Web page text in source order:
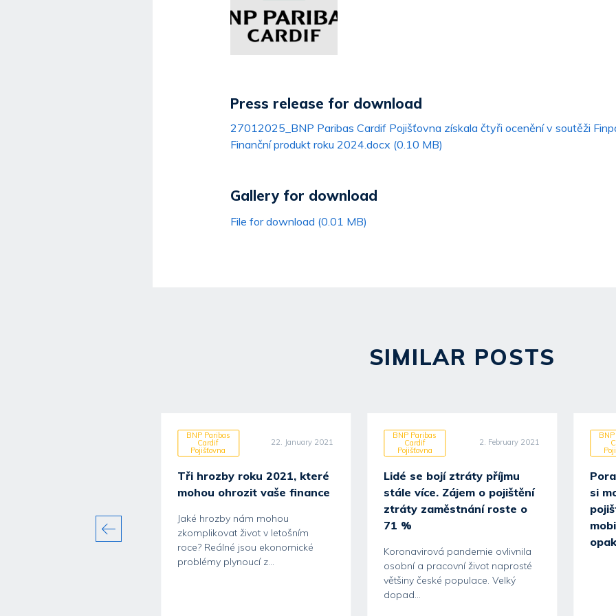
Press release for download
27012025_BNP Paribas Cardif Pojišťovna získala čtyři ocenění v soutěži
Finanční produkt roku 2024.docx (0.10 MB)
Gallery for download
File for download (0.01 MB)
SIMILAR POSTS
BNP Paribas
Cardif
Pojišťovna
22. January 2021
Tři hrozby roku 2021, které
mohou ohrozit vaše finance
Jaké hrozby nám mohou
zkomplikovat život v letošním
roce? Reálné jsou ekonomické
problémy plynoucí z...
BNP Paribas
Cardif
Pojišťovna
2. February 2021
Lidé se bojí ztráty příjmu
stále více. Zájem o pojištění
ztráty zaměstnání roste o
71 %
Koronavirová pandemie ovlivnila
osobní a pracovní život naprosté
většiny české populace. Velký
dopad...
si